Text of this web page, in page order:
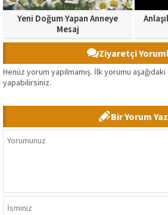
Yeni Doğum Yapan Anneye
Mesaj
Ziyaretçi
Henüz yorum yapılmamış. İlk yorumu aşağıdaki
yapabilirsiniz.
Bir Yorum Yaz